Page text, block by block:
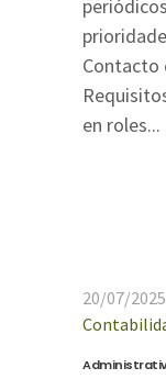
Contacto
en roles...
20/07/2025